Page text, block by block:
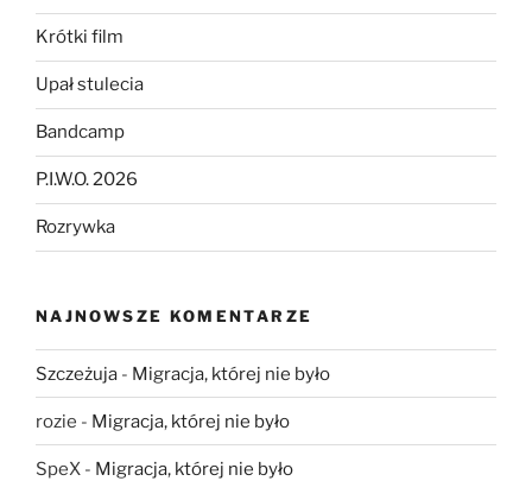
Krótki film
Upał stulecia
Bandcamp
P.I.W.O. 2026
Rozrywka
NAJNOWSZE KOMENTARZE
Szczeżuja - Migracja, której nie było
rozie - Migracja, której nie było
SpeX - Migracja, której nie było